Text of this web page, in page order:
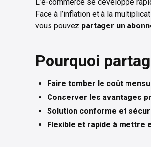
L’e-commerce se développe
Face à l’inflation et à la
vous pouvez partager un
Pourquoi
Faire tomber le coût
Conserver les avantages
Solution conforme et
Flexible et rapide à mettre